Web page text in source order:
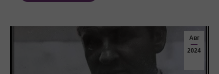
Авг
2024